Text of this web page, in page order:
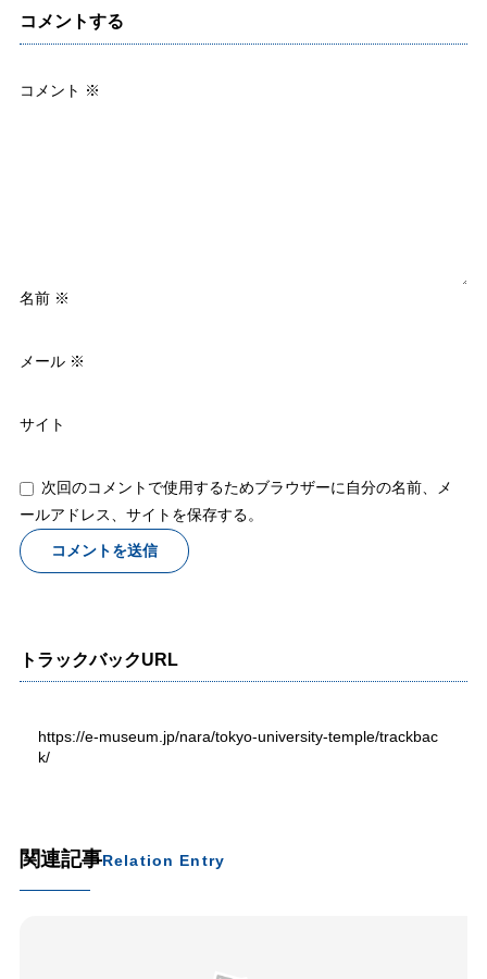
コメントする
コメント ※
名前 ※
メール ※
サイト
次回のコメントで使用するためブラウザーに自分の名前、メ
ールアドレス、サイトを保存する。
トラックバックURL
https://e-museum.jp/nara/tokyo-university-temple/trackbac
k/
関連記事Relation Entry